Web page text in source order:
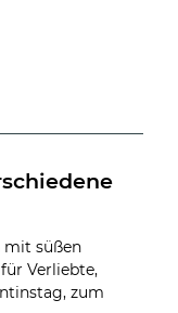
mit süßen
Verliebte,
zum